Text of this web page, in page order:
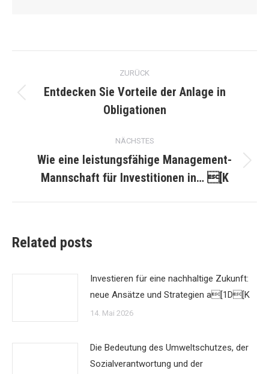
Kommentarnavigation
ZURÜCK
Beitrag:
Entdecken Sie Vorteile der Anlage in
Obligationen
NÄCHSTES
Nächster
Beitrag:
Wie eine leistungsfähige Management-
Mannschaft für Investitionen in… [K
Related posts
Investieren für eine nachhaltige Zukunft:
neue Ansätze und Strategien a[1D[K
14. Mai 2026
Die Bedeutung des Umweltschutzes, der
Sozialverantwortung und der